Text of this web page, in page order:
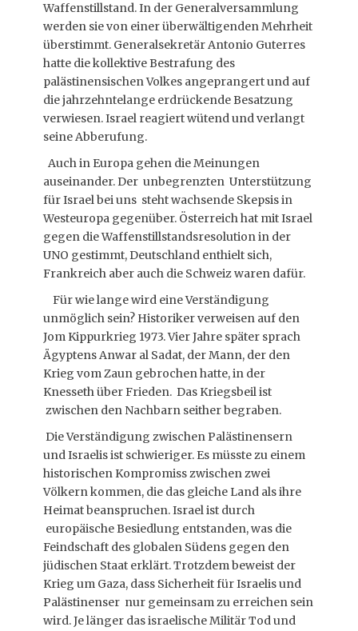
Waffenstillstand. In der Generalversammlung
werden sie von einer überwältigenden Mehrheit
überstimmt. Generalsekretär Antonio Guterres
hatte die kollektive Bestrafung des
palästinensischen Volkes angeprangert und auf
die jahrzehntelange erdrückende Besatzung
verwiesen. Israel reagiert wütend und verlangt
seine Abberufung.
Auch in Europa gehen die Meinungen
auseinander. Der unbegrenzten Unterstützung
für Israel bei uns steht wachsende Skepsis in
Westeuropa gegenüber. Österreich hat mit Israel
gegen die Waffenstillstandsresolution in der
UNO gestimmt, Deutschland enthielt sich,
Frankreich aber auch die Schweiz waren dafür.
Für wie lange wird eine Verständigung
unmöglich sein? Historiker verweisen auf den
Jom Kippurkrieg 1973. Vier Jahre später sprach
Ägyptens Anwar al Sadat, der Mann, der den
Krieg vom Zaun gebrochen hatte, in der
Knesseth über Frieden. Das Kriegsbeil ist
zwischen den Nachbarn seither begraben.
Die Verständigung zwischen Palästinensern
und Israelis ist schwieriger. Es müsste zu einem
historischen Kompromiss zwischen zwei
Völkern kommen, die das gleiche Land als ihre
Heimat beanspruchen. Israel ist durch
europäische Besiedlung entstanden, was die
Feindschaft des globalen Südens gegen den
jüdischen Staat erklärt. Trotzdem beweist der
Krieg um Gaza, dass Sicherheit für Israelis und
Palästinenser nur gemeinsam zu erreichen sein
wird. Je länger das israelische Militär Tod und